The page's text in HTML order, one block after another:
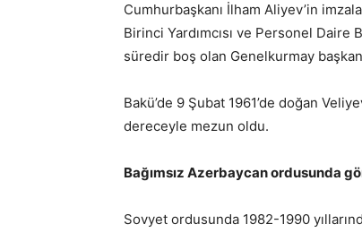
Cumhurbaşkanı İlham Aliyev’in
Birinci Yardımcısı ve Personel Daire
süredir boş olan Genelkurmay
Bakü’de 9 Şubat 1961’de doğan
dereceyle mezun oldu.
Bağımsız Azerbaycan ordusunda
Sovyet ordusunda 1982-1990